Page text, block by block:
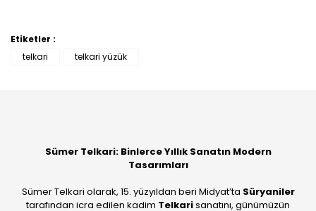
Etiketler :
telkari
telkari yüzük
Sümer Telkari: Binlerce Yıllık Sanatın Modern
Tasarımları
Sümer Telkari olarak, 15. yüzyıldan beri Midyat’ta Süryaniler
tarafından icra edilen kadim Telkarisanatını, günümüzün